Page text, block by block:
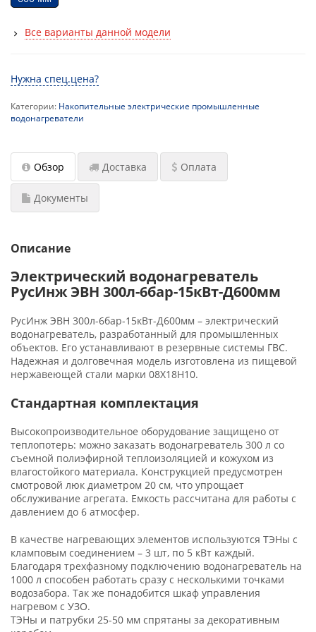
Водонагреватели для стадионов и спортзалов
многоквартирных домов
Водонагреватель для гостиницы
Расчет пластинчатого теплообменника
Все варианты данной модели
Нужна спец.цена?
Категории: Накопительные электрические промышленные
водонагреватели
Обзор Доставка Оплата
Документы
Описание
Электрический водонагреватель
РусИнж ЭВН 300л-6бар-15кВт-Д600мм
РусИнж ЭВН 300л-6бар-15кВт-Д600мм – электрический
водонагреватель, разработанный для промышленных
объектов. Его устанавливают в резервные системы ГВС.
Надежная и долговечная модель изготовлена из пищевой
нержавеющей стали марки 08Х18Н10.
Стандартная комплектация
Высокопроизводительное оборудование защищено от
теплопотерь: можно заказать водонагреватель 300 л со
съемной полиэфирной теплоизоляцией и кожухом из
влагостойкого материала. Конструкцией предусмотрен
смотровой люк диаметром 20 см, что упрощает
обслуживание агрегата. Емкость рассчитана для работы с
давлением до 6 атмосфер.
В качестве нагревающих элементов используются ТЭНы с
кламповым соединением – 3 шт, по 5 кВт каждый.
Благодаря трехфазному подключению водонагреватель на
1000 л способен работать сразу с несколькими точками
водозабора. Так же понадобится шкаф управления
нагревом с УЗО.
ТЭНы и патрубки 25-50 мм спрятаны за декоративным